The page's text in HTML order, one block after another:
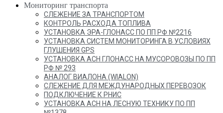
Мониторинг транспорта
СЛЕЖЕНИЕ ЗА ТРАНСПОРТОМ
КОНТРОЛЬ РАСХОДА ТОПЛИВА
УСТАНОВКА ЭРА-ГЛОНАСС ПО ПП РФ №2216
УСТАНОВКА СИСТЕМ МОНИТОРИНГА В УСЛОВИЯХ
ГЛУШЕНИЯ GPS
УСТАНОВКА АСН ГЛОНАСС НА МУСОРОВОЗЫ ПО ПП
РФ № 293
АНАЛОГ ВИАЛОНА (WIALON)
СЛЕЖЕНИЕ ДЛЯ МЕЖДУНАРОДНЫХ ПЕРЕВОЗОК
ПОДКЛЮЧЕНИЕ К РНИС
УСТАНОВКА АСН НА ЛЕСНУЮ ТЕХНИКУ ПО ПП